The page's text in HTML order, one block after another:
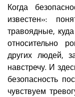
Когда
известен»:
травоядные,
относительно
других людей,
навстречу. И
безопасность
чувствуем